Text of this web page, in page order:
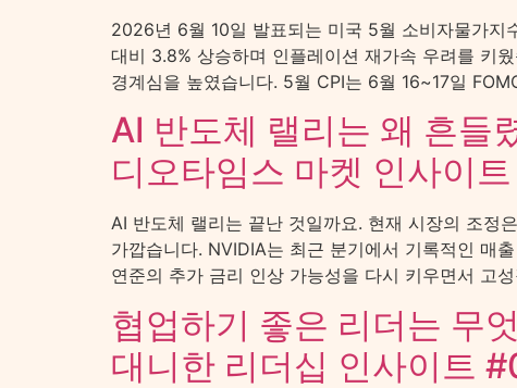
2026년 6월 10일 발표되는 미국 5월 소비자물가지
대비 3.8% 상승하며 인플레이션 재가속 우려를 키
경계심을 높였습니다. 5월 CPI는 6월 16~17일
AI 반도체 랠리는 왜 흔들
디오타임스 마켓 인사이트
AI 반도체 랠리는 끝난 것일까요. 현재 시장의 조정
가깝습니다. NVIDIA는 최근 분기에서 기록적인 매
연준의 추가 금리 인상 가능성을 다시 키우면서 고
협업하기 좋은 리더는 무
대니한 리더십 인사이트